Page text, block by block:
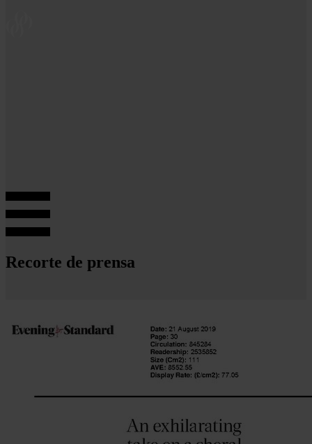
Recorte de prensa